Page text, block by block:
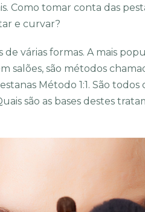
Como tomar conta das
e curvar?
de várias formas. A mais
salões, são métodos
Método 1:1. São todos
são as bases destes